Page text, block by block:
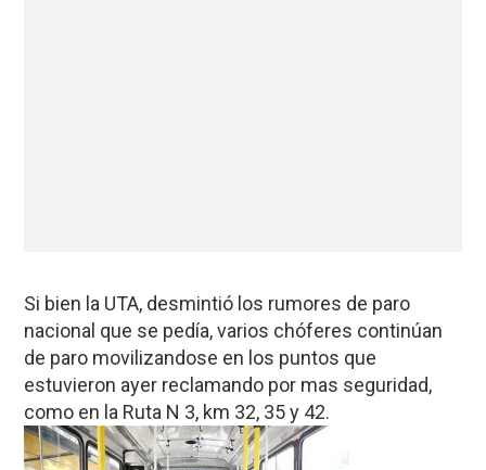
Si bien la UTA, desmintió los rumores de paro
nacional que se pedía, varios chóferes continúan
de paro movilizandose en los puntos que
estuvieron ayer reclamando por mas seguridad,
como en la Ruta N 3, km 32, 35 y 42.